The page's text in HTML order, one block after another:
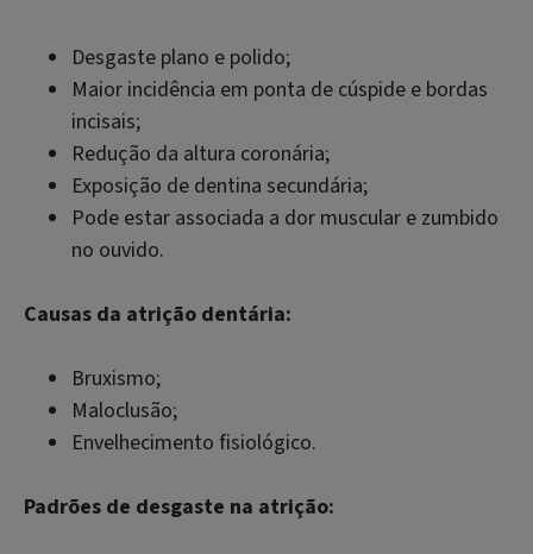
Desgaste plano e polido;
Maior incidência em ponta de cúspide e bordas
incisais;
Redução da altura coronária;
Exposição de dentina secundária;
Pode estar associada a dor muscular e zumbido
no ouvido.
Causas da atrição dentária:
Bruxismo;
Maloclusão;
Envelhecimento fisiológico.
Padrões de desgaste na atrição: